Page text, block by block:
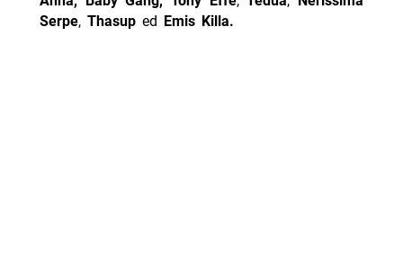
Serpe, Thasup ed Emis Killa.